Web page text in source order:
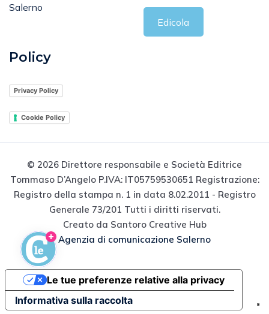
Salerno
Edicola
Policy
Privacy Policy
Cookie Policy
© 2026 Direttore responsabile e Società Editrice
Tommaso D’Angelo P.IVA: IT05759530651 Registrazione:
Registro della stampa n. 1 in data 8.02.2011 - Registro
Generale 73/201 Tutti i diritti riservati.
Creato da Santoro Creative Hub
Agenzia di comunicazione Salerno
Informativa sulla raccolta
Le tue preferenze relative alla privacy